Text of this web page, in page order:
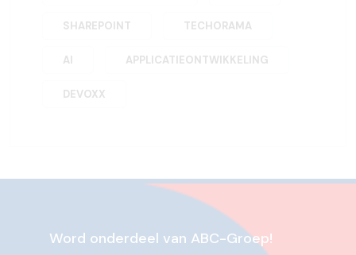
SHAREPOINT TECHORAMA
AI APPLICATIEONTWIKKELING
DEVOXX
Word onderdeel van ABC-Groep!